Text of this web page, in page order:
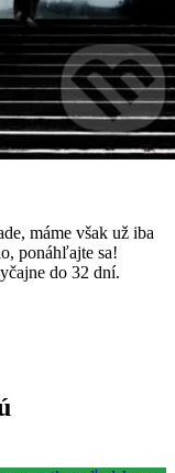
máme však už iba
ponáhľajte sa!
do 32 dní.